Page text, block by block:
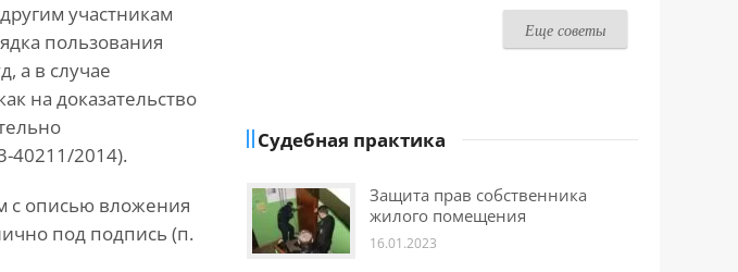
участникам
пользования
а в случае
на доказательство
40211/2014).
с описью вложения
под подпись (п.
Еще советы
Судебная практика
Защита прав собственника
жилого помещения
16.01.2023